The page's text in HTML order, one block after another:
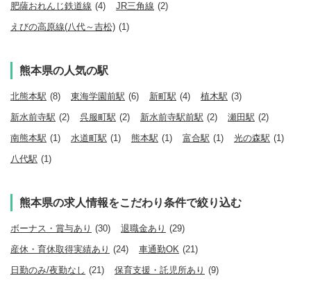
肥薩おれんじ鉄道線 (4) JR三角線 (2)
えびの高原線(八代～吉松) (1)
熊本県の人気の駅
北熊本駅 (8) 東海学園前駅 (6) 新町駅 (4) 植木駅 (3)
新水前寺駅 (2) 呉服町駅 (2) 新水前寺駅前駅 (2) 瀬田駅 (2)
南熊本駅 (1) 水道町駅 (1) 熊本駅 (1) 富合駅 (1) 光の森駅 (1)
八代駅 (1)
熊本県の求人情報をこだわり条件で絞り込む
ボーナス・賞与あり (30) 退職金あり (29)
産休・育休取得実績あり (24) 車通勤OK (21)
日勤のみ/夜勤なし (21) 保育支援・託児所あり (9)